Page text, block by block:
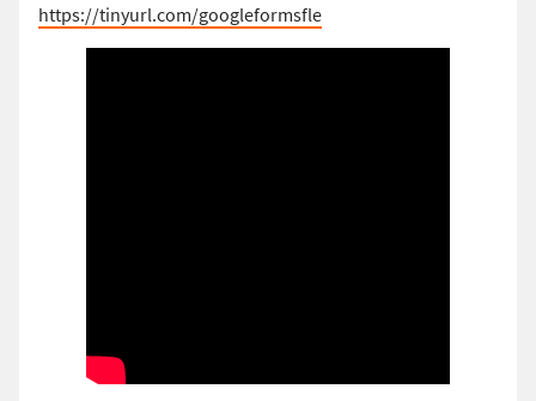
https://tinyurl.com/googleformsfle